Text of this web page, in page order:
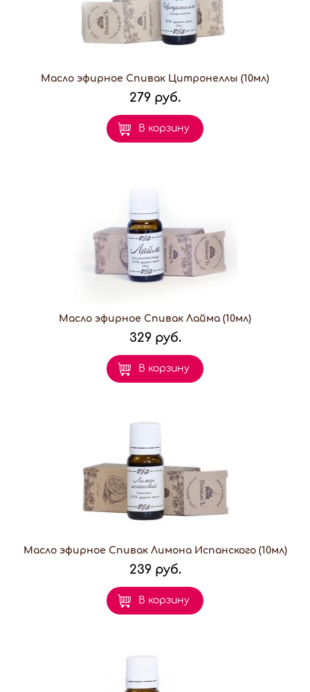
Масло эфирное Спивак Цитронеллы (10мл)
279 руб.
В корзину
Масло эфирное Спивак Лайма (10мл)
329 руб.
В корзину
Масло эфирное Спивак Лимона Испанского (10мл)
239 руб.
В корзину